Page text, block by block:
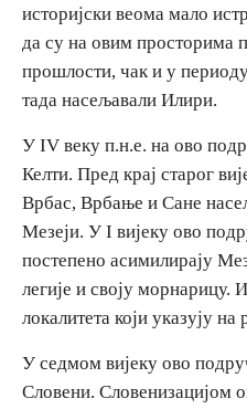
Лов и риболов
Сеоски туризам
Омладински туризам
Дестинације
Списак дестинација
Мапа дестинација
Манифестације
историјски веома мало
да су на овим просторима
прошлости, чак и у
тада насељавали Илири.
У IV веку п.н.е. на ово
Келти. Пред крај старог
Врбас, Врбање и Сане
Мезеји. У I вијеку ово
постепено асимилирају
легије и своју морнарицу.
локалитета који указују
У седмом вијеку ово
Словени. Словенизацијом